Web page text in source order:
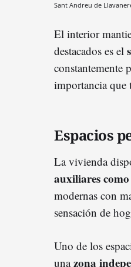
Sant Andreu de
El interior
destacados es el
constantemente
importancia que
Espacios
La vivienda
auxiliares
modernas con
sensación de
Uno de los
unazona